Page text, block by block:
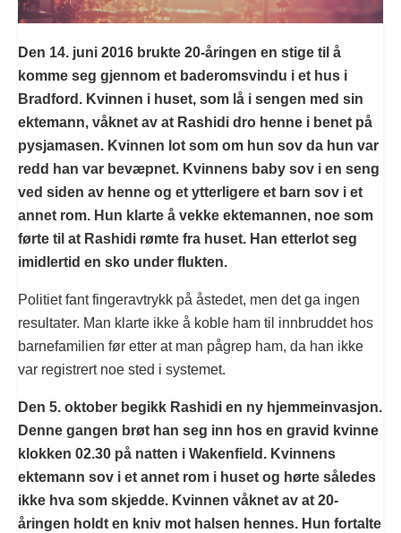
Den 14. juni 2016 brukte 20-åringen en stige til å
komme seg gjennom et baderomsvindu i et hus i
Bradford. Kvinnen i huset, som lå i sengen med sin
ektemann, våknet av at Rashidi dro henne i benet på
pysjamasen. Kvinnen lot som om hun sov da hun var
redd han var bevæpnet. Kvinnens baby sov i en seng
ved siden av henne og et ytterligere et barn sov i et
annet rom. Hun klarte å vekke ektemannen, noe som
førte til at Rashidi rømte fra huset. Han etterlot seg
imidlertid en sko under flukten.
Politiet fant fingeravtrykk på åstedet, men det ga ingen
resultater. Man klarte ikke å koble ham til innbruddet hos
barnefamilien før etter at man pågrep ham, da han ikke
var registrert noe sted i systemet.
Den 5. oktober begikk Rashidi en ny hjemmeinvasjon.
Denne gangen brøt han seg inn hos en gravid kvinne
klokken 02.30 på natten i Wakenfield. Kvinnens
ektemann sov i et annet rom i huset og hørte således
ikke hva som skjedde. Kvinnen våknet av at 20-
åringen holdt en kniv mot halsen hennes. Hun fortalte